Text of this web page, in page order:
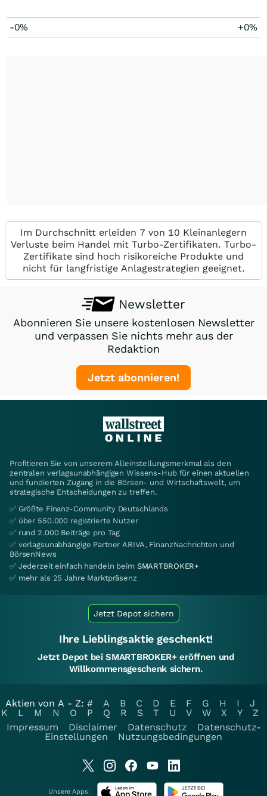
-0% +0%
Im Durchschnitt erleiden 7 von 10 Kleinanlegern
Verluste beim Handel mit Turbo-Zertifikaten. Turbo-
Zertifikate sind hoch risikoreiche Produkte und
nicht für langfristige Anlagestrategien geeignet.
Newsletter
Abonnieren Sie unsere kostenlosen Newsletter
und verpassen Sie nichts mehr aus der
Redaktion
Jetzt abonnieren!
Profitieren Sie von unserem Alleinstellungsmerkmal als den
zentralen verlagsunabhängigen Wissens-Hub für einen aktuellen
und fundierten Zugang in die Börsen- und Wirtschaftswelt, um
strategische Entscheidungen zu treffen.
✅ Größte Finanz-Community Deutschlands
✅ über 550.000 registrierte Nutzer
✅ rund 2.000 Beiträge pro Tag
✅ verlagsunabhängige Partner ARIVA, FinanzNachrichten und
BörsenNews
✅ Jederzeit einfach handeln beim SMARTBROKER+
✅ mehr als 25 Jahre Marktpräsenz
Jetzt Depot sichern
Ihre Lieblingsaktie geschenkt!
Jetzt Depot bei SMARTBROKER+ eröffnen und
Willkommensgeschenk sichern.
Aktien von A - Z: # A B C D E F G H I
J
K
L M N O P Q R S T U V W X Y
Z
Impressum
Disclaimer Datenschutz
Datenschutz-
Einstellungen
Nutzungsbedingungen
Unsere Apps: